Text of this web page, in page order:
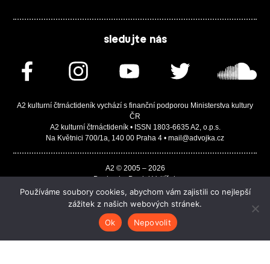
sledujte nás
A2 kulturní čtrnáctideník vychází s finanční podporou Ministerstva kultury
ČR
A2 kulturní čtrnáctideník • ISSN 1803-6635 A2, o.p.s.
Na Květnici 700/1a, 140 00 Praha 4 • mail@advojka.cz
A2 © 2005 – 2026
Design by Daniel Vojtíšek
Built by JASA-IT & ChSoft
Používáme soubory cookies, abychom vám zajistili co nejlepší
zážitek z našich webových stránek.
Ok
Nepovolit